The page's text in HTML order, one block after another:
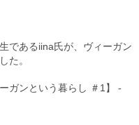
であるiina氏が、ヴィーガン
た。
ガンという暮らし ＃1】 -